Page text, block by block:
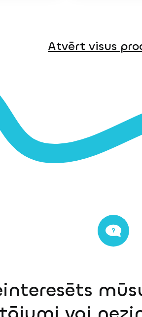
Atvērt visus